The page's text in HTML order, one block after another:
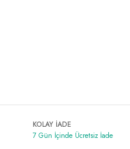
KOLAY İADE
7 Gün İçinde Ücretsiz İade